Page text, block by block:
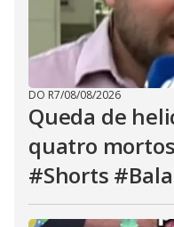
DO R7/08/08/2026
Queda de
quatro
#Shorts